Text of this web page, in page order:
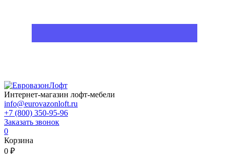
Интернет-магазин лофт-мебели
info@eurovazonloft.ru
+7 (800) 350-95-96
Заказать звонок
0
Корзина
0 ₽